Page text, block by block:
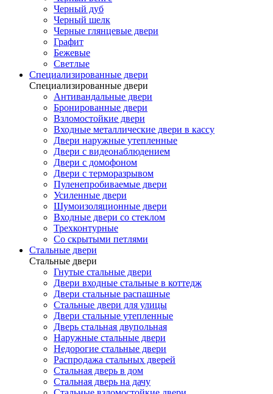
Черный дуб
Черный шелк
Черные глянцевые двери
Графит
Бежевые
Светлые
Специализированные двери
Специализированные двери
Антивандальные двери
Бронированные двери
Взломостойкие двери
Входные металлические двери в кассу
Двери наружные утепленные
Двери с видеонаблюдением
Двери с домофоном
Двери с терморазрывом
Пуленепробиваемые двери
Усиленные двери
Шумоизоляционные двери
Входные двери со стеклом
Трехконтурные
Со скрытыми петлями
Стальные двери
Стальные двери
Гнутые стальные двери
Двери входные стальные в коттедж
Двери стальные распашные
Стальные двери для улицы
Двери стальные утепленные
Дверь стальная двупольная
Наружные стальные двери
Недорогие стальные двери
Распродажа стальных дверей
Стальная дверь в дом
Стальная дверь на дачу